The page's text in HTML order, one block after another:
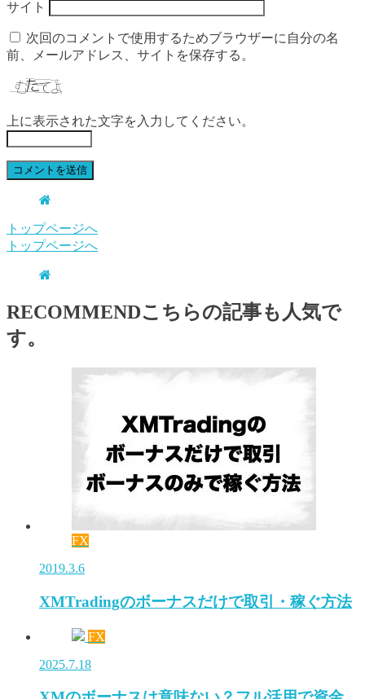
サイト
次回のコメントで使用するためブラウザーに自分の名
前、メールアドレス、サイトを保存する。
上に表示された文字を入力してください。
トップページへ
トップページへ
RECOMMENDこちらの記事も人気で
す。
FX
2019.3.6
XMTradingのボーナスだけで取引・稼ぐ方法
FX
2025.7.18